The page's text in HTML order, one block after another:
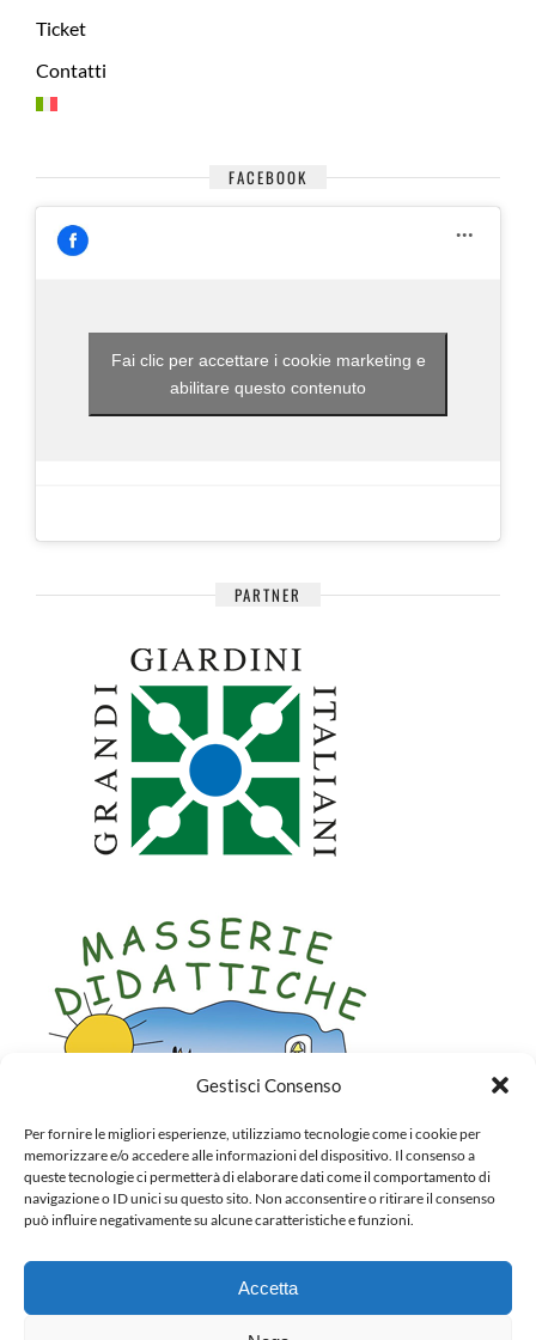
Gestisci Consenso
Per fornire le migliori esperienze, utilizziamo tecnologie come i cookie per
memorizzare e/o accedere alle informazioni del dispositivo. Il consenso a
queste tecnologie ci permetterà di elaborare dati come il comportamento di
navigazione o ID unici su questo sito. Non acconsentire o ritirare il consenso
può influire negativamente su alcune caratteristiche e funzioni.
Accetta
Ticket
Contatti
FACEBOOK
Fai clic per accettare i cookie marketing e
abilitare questo contenuto
PARTNER